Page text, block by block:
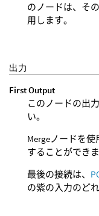
のノードは、そ
用します。
出力
First Output
このノードの出
い。
Mergeノードを
することができま
最後の接続は、
の紫の入力のど